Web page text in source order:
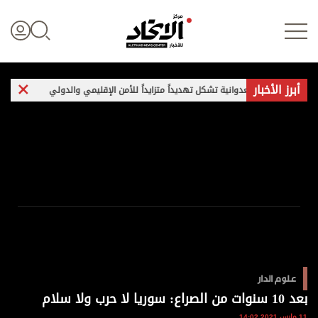
علوم الدار
الرياضة
أبرز الأخبار
العدوانية تشكل تهديداً متزايداً للأمن الإقليمي والدولي غارات
علوم الدار
بعد 10 سنوات من الصراع: سوريا لا حرب ولا سلام